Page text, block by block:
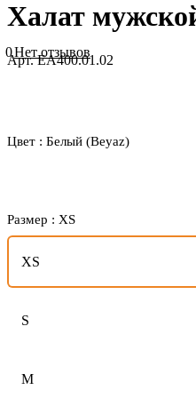
Халат
0Нет отзывов
Арт.EA400.01.02
Цвет : Белый (Beyaz)
Размер : XS
XS
S
M